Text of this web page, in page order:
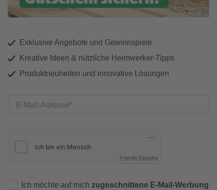
Exklusive Angebote und Gewinnspiele
Kreative Ideen & nützliche Heimwerker-Tipps
Produktneuheiten und innovative Lösungen
E-Mail-Adresse
Friendly Captcha
Ich möchte auf mich zugeschnittene E-Mail-Werbung